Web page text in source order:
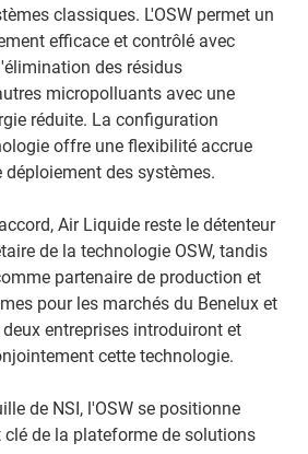
classiques. L'OSW permet un
efficace et contrôlé avec
des résidus
micropolluants avec une
réduite. La configuration
offre une flexibilité accrue
des systèmes.
Air Liquide reste le détenteur
de la technologie OSW, tandis
partenaire de production et
pour les marchés du Benelux et
entreprises introduiront et
cette technologie.
de NSI, l'OSW se positionne
de la plateforme de solutions